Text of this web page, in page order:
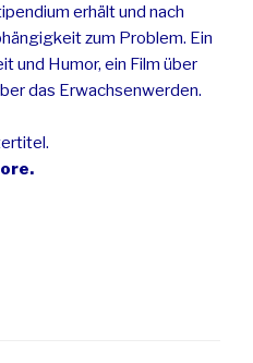
erhält und nach
zum Problem. Ein
und Humor, ein Film über
das Erwachsenwerden.